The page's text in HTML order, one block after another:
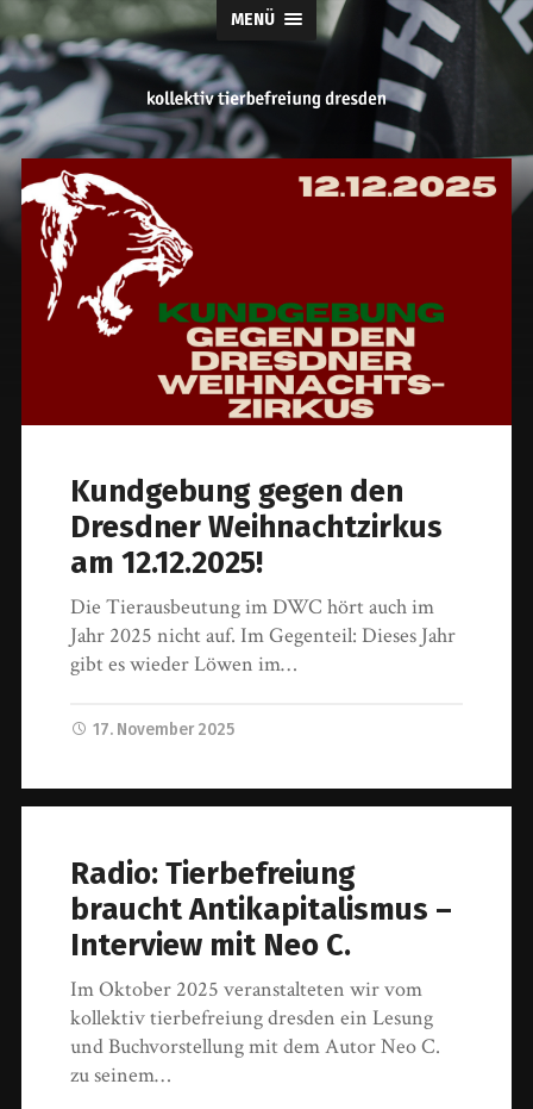
MENÜ
tierbefreiung
dresden
Kundgebung gegen den
Dresdner Weihnachtzirkus
am 12.12.2025!
Die Tierausbeutung im DWC hört auch im
Jahr 2025 nicht auf. Im Gegenteil: Dieses Jahr
gibt es wieder Löwen im…
17. November 2025
Radio: Tierbefreiung
braucht Antikapitalismus –
Interview mit Neo C.
Im Oktober 2025 veranstalteten wir vom
kollektiv tierbefreiung dresden ein Lesung
und Buchvorstellung mit dem Autor Neo C.
zu seinem…